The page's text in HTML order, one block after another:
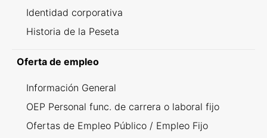
Identidad corporativa
Historia de la Peseta
Oferta de empleo
Información General
OEP Personal func. de carrera o laboral fijo
Ofertas de Empleo Público / Empleo Fijo